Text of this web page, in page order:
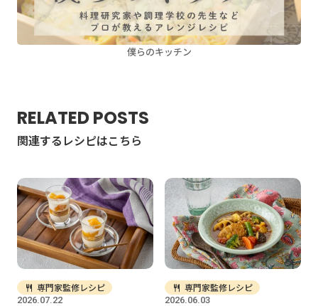
僕らのキッチン
RELATED POSTS
関連するレシピはこちら
2026.07.22
専門家監修レシピ
2026.06.03
専門家監修レシピ